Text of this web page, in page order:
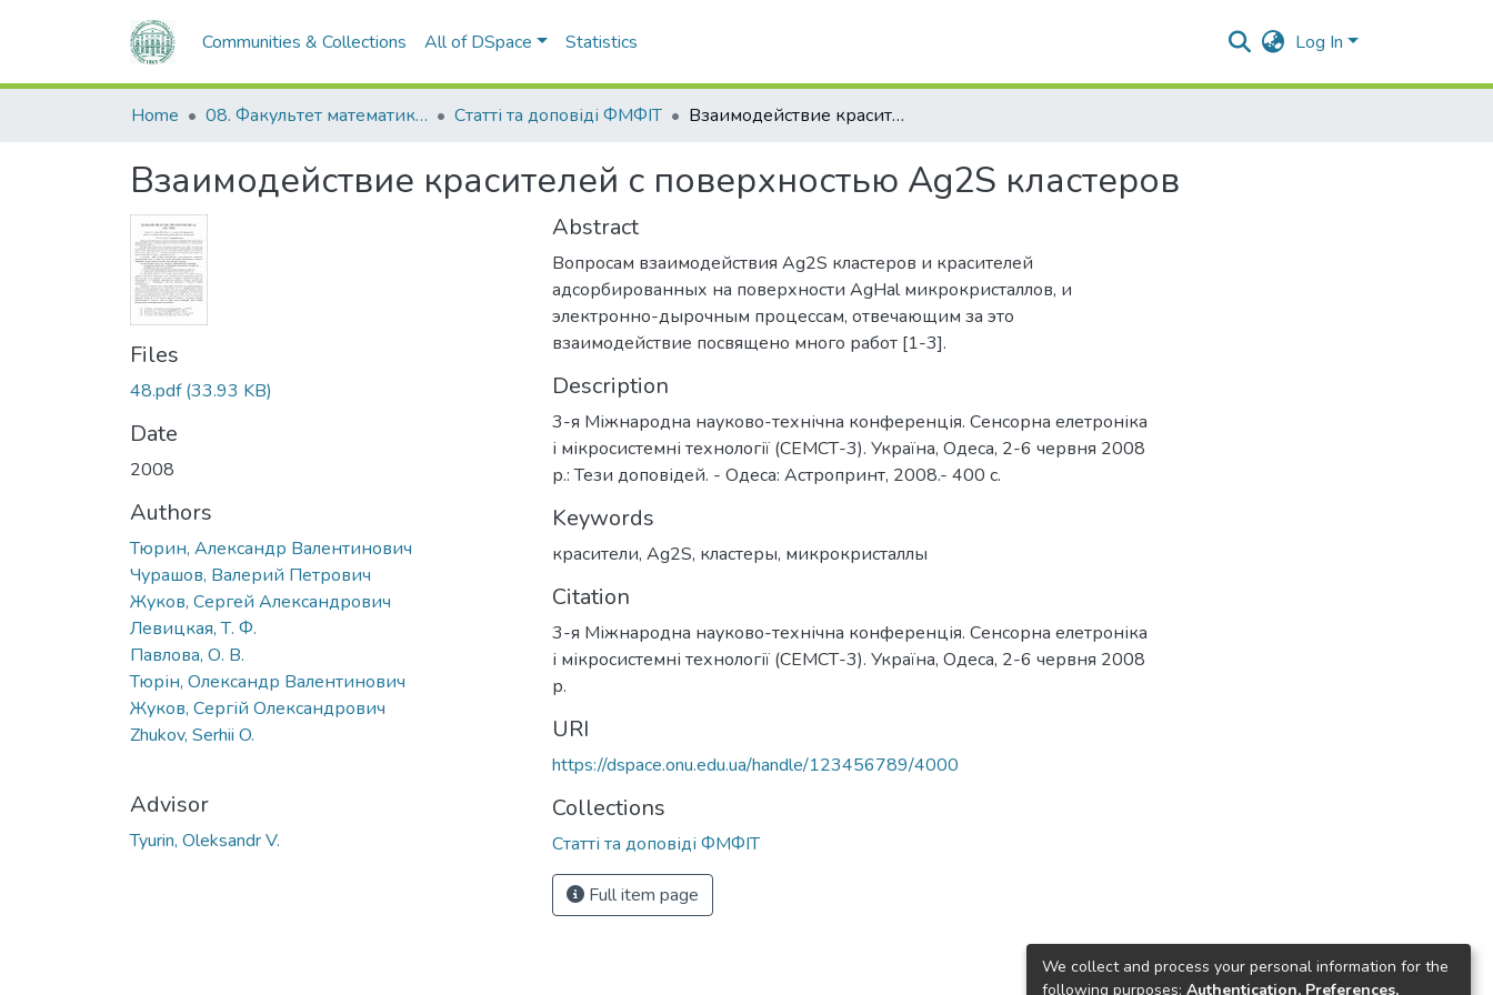
Communities & Collections All of DSpace Statistics Log In
Home 08. Факультет математики, фізики та інформаційних технологій Статті та доповіді ФМФІТ Взаимодействие красителей с поверхностью Ag2S кластеров
Взаимодействие красителей с поверхностью Ag2S кластеров
Files
48.pdf(33.93 KB)
Date
2008
Authors
Тюрин, Александр Валентинович
Чурашов, Валерий Петрович
Жуков, Сергей Александрович
Левицкая, Т. Ф.
Павлова, О. В.
Тюрін, Олександр Валентинович
Жуков, Сергій Олександрович
Zhukov, Serhii O.
Advisor
Tyurin, Oleksandr V.
Abstract
Вопросам взаимодействия Ag2S кластеров и красителей
адсорбированных на поверхности AgHal микрокристаллов, и
электронно-дырочным процессам, отвечающим за это
взаимодействие посвящено много работ [1-3].
Description
3-я Міжнародна науково-технічна конференція. Сенсорна елетроніка
і мікросистемні технології (СЕМСТ-3). Україна, Одеса, 2-6 червня 2008
р.: Тези доповідей. - Одеса: Астропринт, 2008.- 400 с.
Keywords
красители, Ag2S, кластеры, микрокристаллы
Citation
3-я Міжнародна науково-технічна конференція. Сенсорна елетроніка
і мікросистемні технології (СЕМСТ-3). Україна, Одеса, 2-6 червня 2008
р.
URI
https://dspace.onu.edu.ua/handle/123456789/4000
Collections
Статті та доповіді ФМФІТ
Full item page
We collect and process your personal information for the
following purposes: Authentication, Preferences,